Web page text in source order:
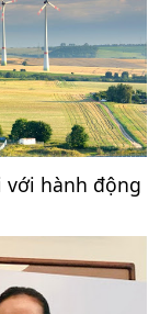
với hành động